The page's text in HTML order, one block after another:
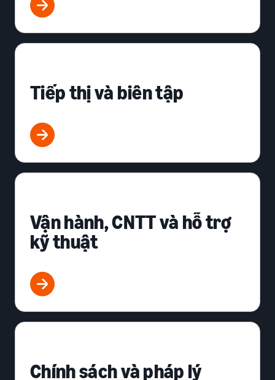
Tiếp thị và biên tập
Vận hành, CNTT và hỗ trợ
kỹ thuật
Chính sách và pháp lý